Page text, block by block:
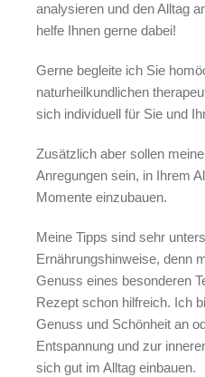
analysieren und den Alltag
helfe Ihnen gerne dabei!
Gerne begleite ich Sie
naturheilkundlichen
sich individuell für Sie und
Zusätzlich aber sollen
Anregungen sein, in Ihrem
Momente einzubauen.
Meine Tipps sind sehr
Ernährungshinweise, denn
Genuss eines besonderen
Rezept schon hilfreich. Ich
Genuss und Schönheit an
Entspannung und zur
sich gut im Alltag einbauen.